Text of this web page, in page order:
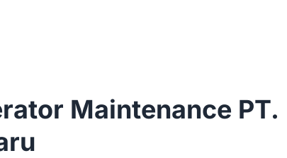
Maintenance PT.